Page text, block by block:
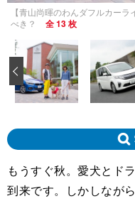
【青山尚暉のわんダフルカー
べき？
全 13 枚
‹
もうすぐ秋。愛犬とド
到来です。しかしなが